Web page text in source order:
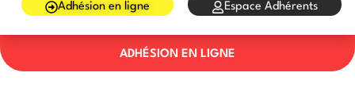
Adhésion en ligne Espace Adhérents
ADHÉSION EN LIGNE